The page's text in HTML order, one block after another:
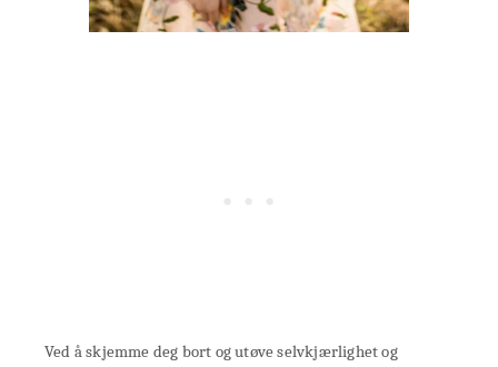
Ved å skjemme deg bort og utøve selvkjærlighet og